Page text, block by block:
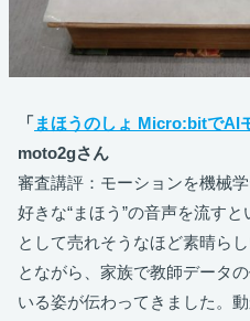
「 まほうのしょ Micro:bitでAI
moto2gさん
審査講評：モーションを機械
好きな“まほう”の音声を流す
として売れそうなほど素晴ら
とながら、家族で教師データ
いる姿が伝わってきました。